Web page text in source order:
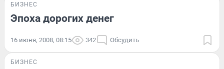
БИЗНЕС
Эпоха дорогих денег
16 июня, 2008, 08:15 342 Обсудить
БИЗНЕС